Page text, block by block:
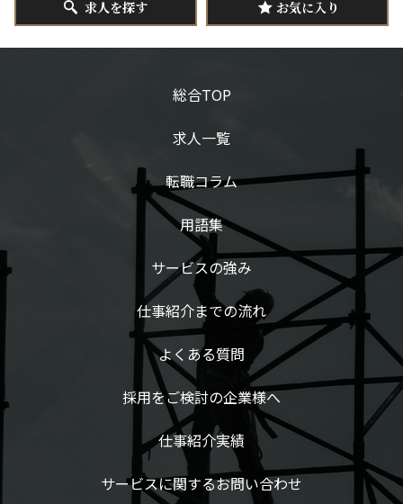
求人を探す お気に入り
総合TOP
求人一覧
転職コラム
用語集
サービスの強み
仕事紹介までの流れ
よくある質問
採用をご検討の企業様へ
仕事紹介実績
サービスに関するお問い合わせ